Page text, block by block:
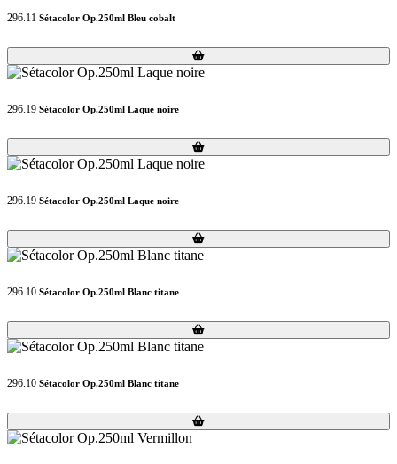
296.11 Sétacolor Op.250ml Bleu cobalt
Loading...
Loading...
296.19 Sétacolor Op.250ml Laque noire
Loading...
Loading...
296.19 Sétacolor Op.250ml Laque noire
Loading...
Loading...
296.10 Sétacolor Op.250ml Blanc titane
Loading...
Loading...
296.10 Sétacolor Op.250ml Blanc titane
Loading...
Loading...